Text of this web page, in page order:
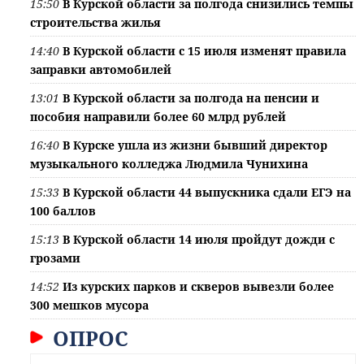
15:50 В Курской области за полгода снизились темпы
строительства жилья
14:40 В Курской области с 15 июля изменят правила
заправки автомобилей
13:01 В Курской области за полгода на пенсии и
пособия направили более 60 млрд рублей
16:40 В Курске ушла из жизни бывший директор
музыкального колледжа Людмила Чунихина
15:33 В Курской области 44 выпускника сдали ЕГЭ на
100 баллов
15:13 В Курской области 14 июля пройдут дожди с
грозами
14:52 Из курских парков и скверов вывезли более
300 мешков мусора
ОПРОС